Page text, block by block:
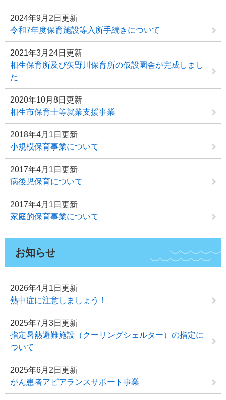
2024年9月2日更新
令和7年度保育施設等入所手続きについて
2021年3月24日更新
相生保育所及び矢野川保育所の仮設園舎が完成しまし
た
2020年10月8日更新
相生市保育士等就業支援事業
2018年4月1日更新
小規模保育事業について
2017年4月1日更新
病後児保育について
2017年4月1日更新
家庭的保育事業について
お知らせ
2026年4月1日更新
熱中症に注意しましょう！
2025年7月3日更新
指定暑熱避難施設（クーリングシェルター）の指定に
ついて
2025年6月2日更新
がん患者アピアランスサポート事業